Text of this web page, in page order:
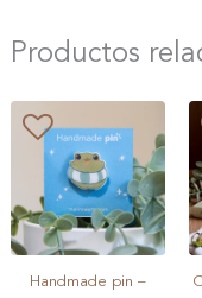
Productos
Handmade pin –